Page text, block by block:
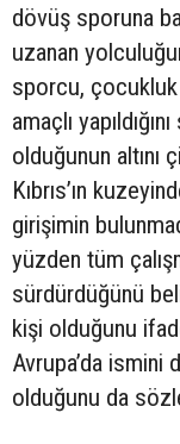
dövüş sporuna
uzanan
sporcu,
amaçlı
olduğunun altını
Kıbrıs’ın
girişimin
yüzden tüm
sürdürdüğünü
kişi olduğunu
Avrupa’da ismini
olduğunu da